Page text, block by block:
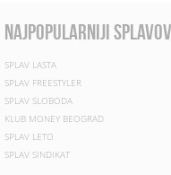
najpopularniji
SPLAV LASTA
SPLAV FREESTYLER
SPLAV SLOBODA
KLUB MONEY BEOGRAD
SPLAV LETO
SPLAV SINDIKAT